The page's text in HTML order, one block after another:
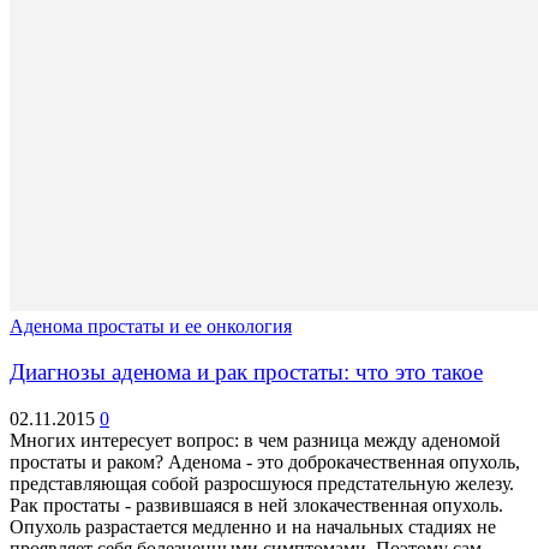
Аденома простаты и ее онкология
Диагнозы аденома и рак простаты: что это такое
02.11.2015 0
Многих интересует вопрос: в чем разница между аденомой
простаты и раком? Аденома - это доброкачественная опухоль,
представляющая собой разросшуюся предстательную железу.
Рак простаты - развившаяся в ней злокачественная опухоль.
Опухоль разрастается медленно и на начальных стадиях не